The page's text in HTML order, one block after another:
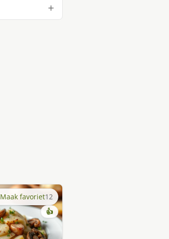
Maak favoriet12
👍